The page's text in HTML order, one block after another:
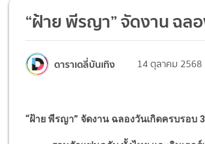
“ฝ้าย พีรญา” จัดงาน ฉล
ดาราเดลี่บันเทิง 14 ตุลาคม 2568
“ฝ้าย พีรญา” จัดงาน ฉลองวันเกิดครบรอบ